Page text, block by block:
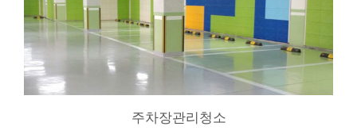
주차장관리청소